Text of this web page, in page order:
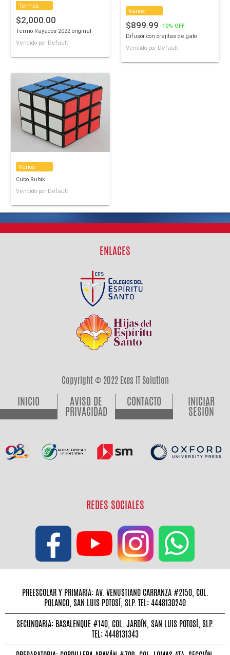
Termos
$2,000.00
Termo Rayados 2022 original
Vendido por Default
Varios
$899.99 -10% OFF
Difusor con orejitas de gato
Vendido por Default
Varios
Cubo Rubik
Vendido por Default
ENLACES
Copyright © 2022 Exes IT Solution
INICIO AVISO DE
PRIVACIDAD
CONTACTO INICIAR
SESIÓN
REDES SOCIALES
PREESCOLAR Y PRIMARIA: AV. VENUSTIANO CARRANZA #2150, COL.
POLANCO, SAN LUIS POTOSÍ, SLP. TEL: 4448130240
SECUNDARIA: BASALENQUE #140, COL. JARDÍN, SAN LUIS POTOSÍ, SLP.
TEL: 4448131343